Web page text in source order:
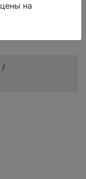
обратитесь в
/
на